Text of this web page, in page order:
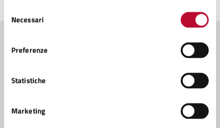
delNecessari
Preferenze
Statistiche
Marketing
Amministrazione
Conferenza Zonale per l’Educazione e l’Istruzione